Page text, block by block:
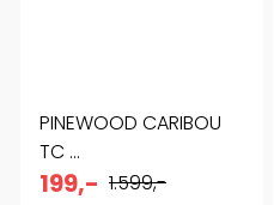
PINEWOOD CARIBOU
TC ...
199,- 1.599,-